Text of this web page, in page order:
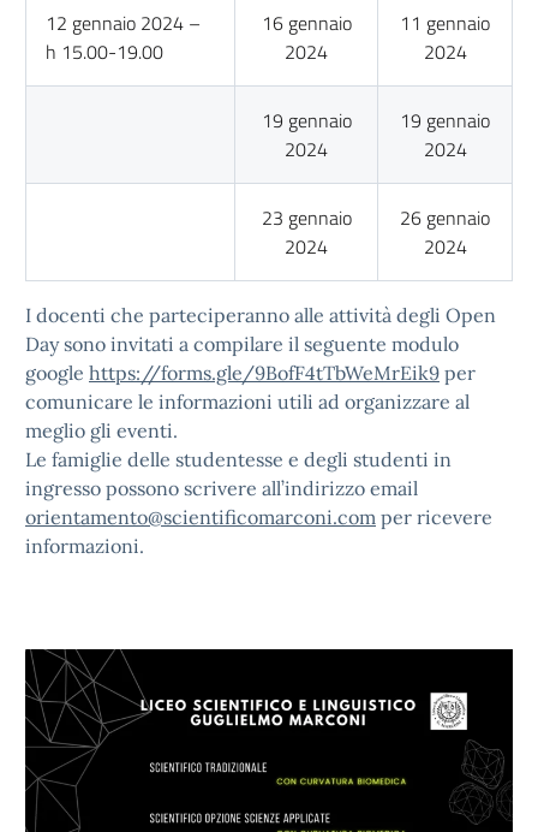
12 gennaio 2024 –
h 15.00-19.00
16 gennaio
2024
11 gennaio
2024
19 gennaio
2024
19 gennaio
2024
23 gennaio
2024
26 gennaio
2024
I docenti che parteciperanno alle attività degli Open
Day sono invitati a compilare il seguente modulo
google https://forms.gle/9BofF4tTbWeMrEik9 per
comunicare le informazioni utili ad organizzare al
meglio gli eventi.
Le famiglie delle studentesse e degli studenti in
ingresso possono scrivere all’indirizzo email
orientamento@scientificomarconi.com per ricevere
informazioni.